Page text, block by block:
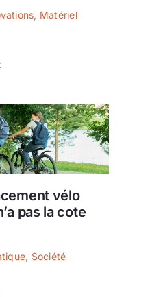
, Matériel
vélo
pas la cote
, Société